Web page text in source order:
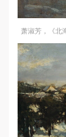
萧淑芳，《北
性、专业性、
院美术馆与
术的空间氛围
和观众进行
极策划国际
共教育活动，
提供一个交
单位，其开展
主。
（3）、乙方
性、专业性、
院美术馆与
术的空间氛围
和观众进行
极策划国际
共教育活动，
提供一个交
单位，其开展
主。
（3）、乙方
性、专业性、
院美术馆与
术的空间氛围
和观众进行
极策划国际
共教育活动，
提供一个交
单位，其开展
主。
（3）、乙方